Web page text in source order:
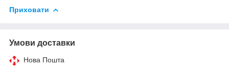
Приховати
Умови доставки
Нова Пошта